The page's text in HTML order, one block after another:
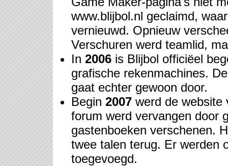
www.blijbol.nl geclaimd,
vernieuwd. Opnieuw
Verschuren werd teamlid,
In 2006 is Blijbol officiëel
grafische rekenmachines.
gaat echter gewoon door.
Begin 2007 werd de website
forum werd vervangen door
gastenboeken verschenen.
twee talen terug. Er werden
toegevoegd.